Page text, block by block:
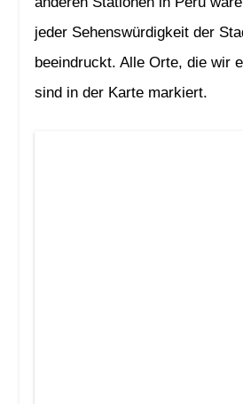
jeder Sehenswürdigkeit der
beeindruckt. Alle Orte, die wir
sind in der Karte markiert.